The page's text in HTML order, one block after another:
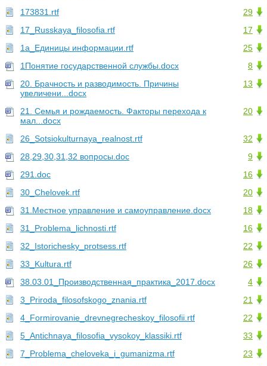
29
173831.rtf
17
17_Russkaya_filosofia.rtf
25
1а_Единицы информации.rtf
8
1Понятие государственной службы.docx
13
20. Брачность и разводимость. Причины
увеличени...docx
20
21. Семья и рождаемость. Факторы перехода к
мал...docx
32
26_Sotsiokulturnaya_realnost.rtf
9
28,29,30,31,32 вопросы.doc
16
291.doc
20
30_Chelovek.rtf
18
31.Местное управление и самоуправление.docx
16
31_Problema_lichnosti.rtf
22
32_Istorichesky_protsess.rtf
26
33_Kultura.rtf
4
38.03.01_Производственная_практика_2017.docx
21
3_Priroda_filosofskogo_znania.rtf
22
4_Formirovanie_drevnegrecheskoy_filosofii.rtf
33
5_Antichnaya_filosofia_vysokoy_klassiki.rtf
23
7_Problema_cheloveka_i_gumanizma.rtf